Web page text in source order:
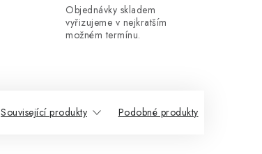
Objednávky skladem
vyřizujeme v nejkratším
možném termínu.
Související produkty Podobné produkty